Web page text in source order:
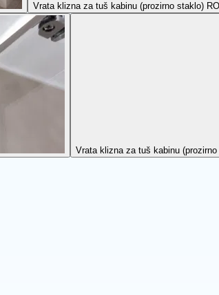
Vrata klizna za tuš kabinu (prozirno staklo)
Vrata klizna za tuš kabinu